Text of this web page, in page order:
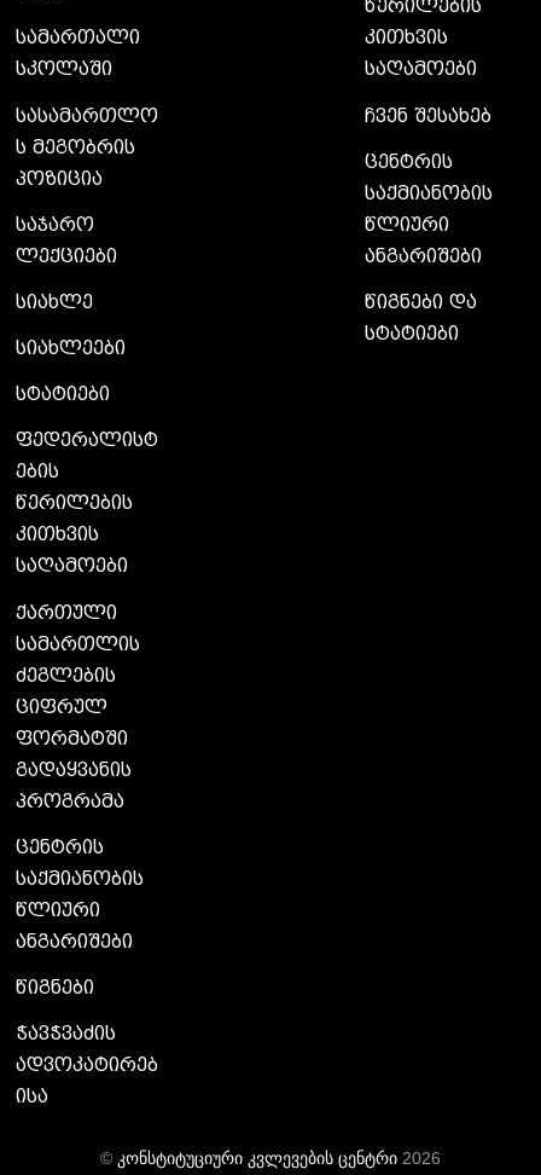
სამართალი
სკოლაში
სასამართლო
ს მეგობრის
პოზიცია
საჯარო
ლექციები
სიახლე
სიახლეები
სტატიები
ფედერალისტ
ების
წერილების
კითხვის
საღამოები
ქართული
სამართლის
ძეგლების
ციფრულ
ფორმატში
გადაყვანის
პროგრამა
ცენტრის
საქმიანობის
წლიური
ანგარიშები
წიგნები
ჭავჭვაძის
ადვოკატირებ
ისა
წერილების
კითხვის
საღამოები
ჩვენ შესახებ
ცენტრის
საქმიანობის
წლიური
ანგარიშები
წიგნები და
სტატიები
© კონსტიტუციური კვლევების ცენტრი2026